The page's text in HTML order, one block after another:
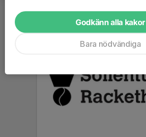
Godkänn alla kakor
Bara nödvändiga